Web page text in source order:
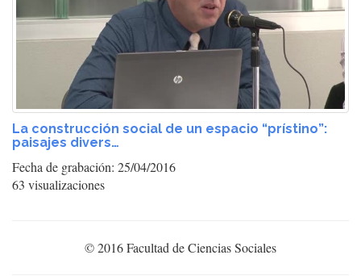
La construcción social de un espacio “prístino”:
paisajes divers…
Fecha de grabación: 25/04/2016
63 visualizaciones
© 2016 Facultad de Ciencias Sociales